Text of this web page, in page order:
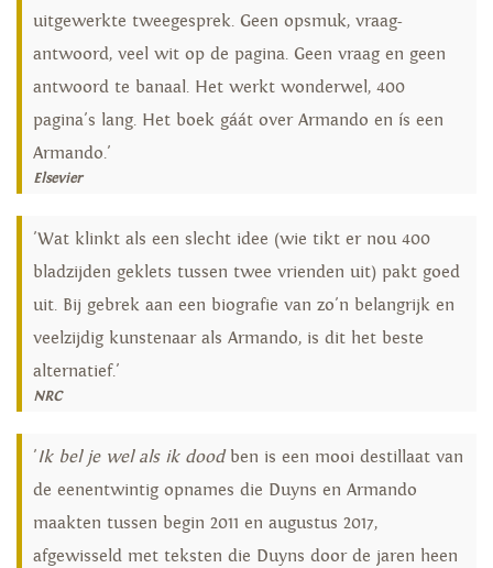
uitgewerkte tweegesprek. Geen opsmuk, vraag-
antwoord, veel wit op de pagina. Geen vraag en geen
antwoord te banaal. Het werkt wonderwel, 400
pagina's lang. Het boek gáát over Armando en ís een
Armando.'
Elsevier
'Wat klinkt als een slecht idee (wie tikt er nou 400
bladzijden geklets tussen twee vrienden uit) pakt goed
uit. Bij gebrek aan een biografie van zo'n belangrijk en
veelzijdig kunstenaar als Armando, is dit het beste
alternatief.'
NRC
'Ik bel je wel als ik doodben is een mooi destillaat van
de eenentwintig opnames die Duyns en Armando
maakten tussen begin 2011 en augustus 2017,
afgewisseld met teksten die Duyns door de jaren heen